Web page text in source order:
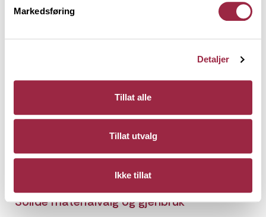
Markedsføring
Detaljer
Tillat alle
Tillat utvalg
Ikke tillat
Solide materialvalg og gjenbruk